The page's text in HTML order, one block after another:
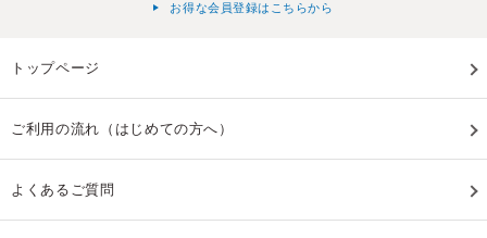
お得な会員登録はこちらから
トップページ
ご利用の流れ（はじめての方へ）
よくあるご質問